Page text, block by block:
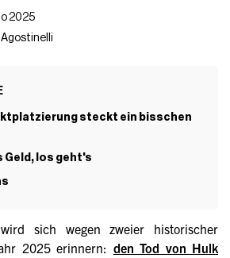
2025
steckt ein bisschen
Geld, los geht's
sich wegen zweier historischer
2025 erinnern: den Tod von Hulk